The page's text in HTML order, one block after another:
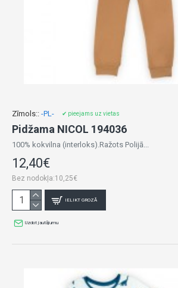
Zīmols:: -PL- ✔ pieejams uz vietas
Pidžama NICOL 194036
100% kokvilna (interloks).Ražots Polijā...
12,40€
Bez nodokļa:10,25€
IELIKT GROZĀ
Uzdot jautājumu